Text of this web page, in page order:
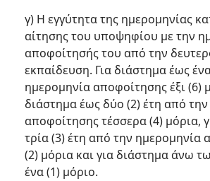
γ) Η εγγύτητα της ημερομηνίας
αίτησης του υποψηφίου με την
αποφοίτησής του από την
εκπαίδευση. Για διάστημα έως
ημερομηνία αποφοίτησης έξι (6)
διάστημα έως δύο (2) έτη από
αποφοίτησης τέσσερα (4) μόρια,
τρία (3) έτη από την ημερομηνία
(2) μόρια και για διάστημα άνω
ένα (1) μόριο.